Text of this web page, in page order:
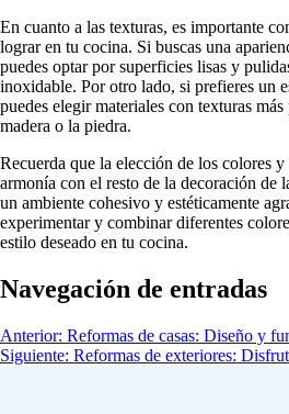
En cuanto a las texturas, es importante
lograr en tu cocina. Si buscas una
puedes optar por superficies lisas y
inoxidable. Por otro lado, si prefieres un
puedes elegir materiales con texturas
madera o la piedra.
Recuerda que la elección de los colores y
armonía con el resto de la decoración de
un ambiente cohesivo y estéticamente
experimentar y combinar diferentes
estilo deseado en tu cocina.
Navegación de entradas
Anterior: Reformas de casas: Diseño y
Siguiente: Reformas de exteriores: